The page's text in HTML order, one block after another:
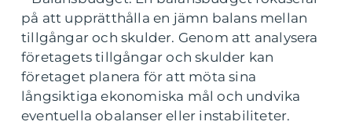
på att upprätthålla en jämn balans mellan
tillgångar och skulder. Genom att analysera
företagets tillgångar och skulder kan
företaget planera för att möta sina
långsiktiga ekonomiska mål och undvika
eventuella obalanser eller instabiliteter.